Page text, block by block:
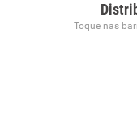
Toque nas